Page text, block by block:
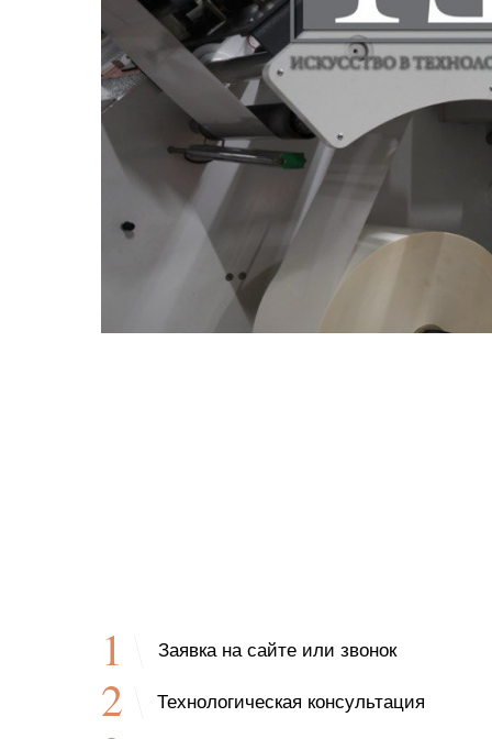
Заявка на сайте или звонок
Технологическая консультация
1
2